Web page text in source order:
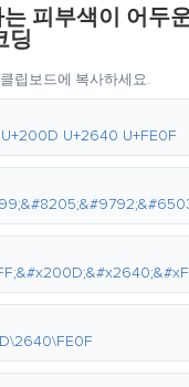
피부색이 어두
딩
립보드에 복사하세요.
U+200D U+2640 U+FE0F